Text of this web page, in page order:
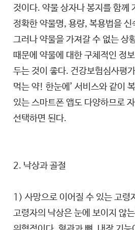
것이다. 약물 상자나 봉지를 함께
정확한 약물명, 용량, 복용법을 신
그러나 약물을 가져갈 수 없는 상
때문에 약물에 대한 구체적인 정
두는 것이 좋다. 건강보험심사평
먹는 약! 한눈에’ 서비스와 같이
있는 스마트폰 앱도 다양하므로
선택하면 된다.
2. 낙상과 골절
1) 사망으로 이어질 수 있는 고령
고령자의 낙상은 눈에 보이지 않